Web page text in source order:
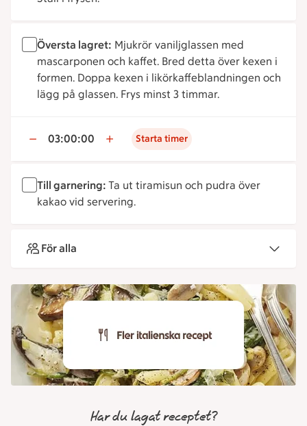
Översta lagret: Mjukrör vaniljglassen med
mascarponen och kaffet. Bred detta över kexen i
formen. Doppa kexen i likörkaffeblandningen och
lägg på glassen. Frys minst 3 timmar.
03:00:00 Starta timer
Till garnering: Ta ut tiramisun och pudra över
kakao vid servering.
För alla
Har du lagat receptet?